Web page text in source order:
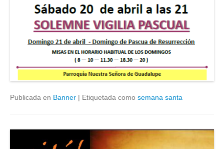
Publicada en Banner | Etiquetada como semana santa